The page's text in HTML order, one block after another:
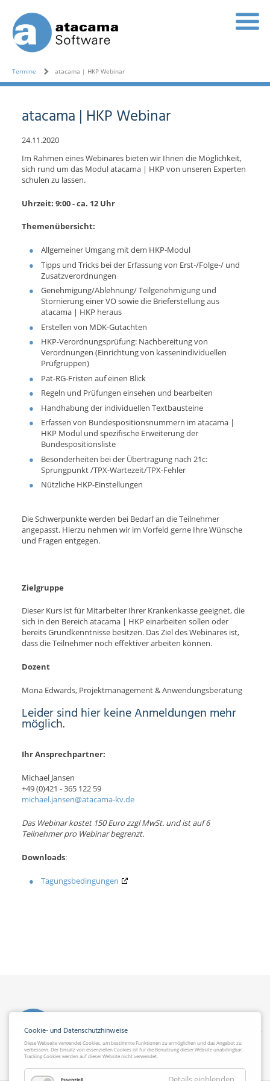
Termine atacama | HKP Webinar
atacama | HKP Webinar
24.11.2020
Im Rahmen eines Webinares bieten wir Ihnen die Möglichkeit,
sich rund um das Modul atacama | HKP von unseren Experten
schulen zu lassen.
Uhrzeit: 9:00 - ca. 12 Uhr
Themenübersicht:
Allgemeiner Umgang mit dem HKP-Modul
Tipps und Tricks bei der Erfassung von Erst-/Folge-/ und
Zusatzverordnungen
Genehmigung/Ablehnung/ Teilgenehmigung und
Stornierung einer VO sowie die Brieferstellung aus
atacama | HKP heraus
Erstellen von MDK-Gutachten
HKP-Verordnungsprüfung: Nachbereitung von
Verordnungen (Einrichtung von kassenindividuellen
Prüfgruppen)
Pat-RG-Fristen auf einen Blick
Regeln und Prüfungen einsehen und bearbeiten
Handhabung der individuellen Textbausteine
Erfassen von Bundespositionsnummern im atacama |
HKP Modul und spezifische Erweiterung der
Bundespositionsliste
Besonderheiten bei der Übertragung nach 21c:
Sprungpunkt /TPX-Wartezeit/TPX-Fehler
Nützliche HKP-Einstellungen
Die Schwerpunkte werden bei Bedarf an die Teilnehmer
angepasst. Hierzu nehmen wir im Vorfeld gerne Ihre Wünsche
und Fragen entgegen.
Zielgruppe
Dieser Kurs ist für Mitarbeiter Ihrer Krankenkasse geeignet, die
sich in den Bereich atacama | HKP einarbeiten sollen oder
bereits Grundkenntnisse besitzen. Das Ziel des Webinares ist,
dass die Teilnehmer noch effektiver arbeiten können.
Dozent
Mona Edwards, Projektmanagement & Anwendungsberatung
Leider sind hier keine Anmeldungen mehr
möglich.
Ihr Ansprechpartner:
Michael Jansen
+49 (0)421 - 365 122 59
michael.jansen@atacama-kv.de
Das Webinar kostet 150 Euro zzgl MwSt. und ist auf 6
Teilnehmer pro Webinar begrenzt.
Downloads:
Tagungsbedingungen
Cookie- und Datenschutzhinweise
Diese Webseite verwendet Cookies, um bestimmte Funktionen zu ermöglichen und das Angebot zu
verbessern. Der Einsatz von essenziellen Cookies ist für die Benutzung dieser Website unabdingbar.
Tracking Cookies werden auf dieser Website nicht verwendet.
Essenziell